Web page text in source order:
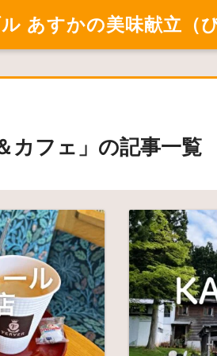
あすかの美味献立（
カフェ」の記事一覧